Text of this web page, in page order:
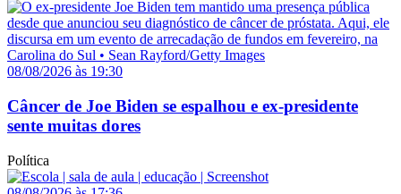
08/08/2026 às 19:30
Câncer de Joe Biden se espalhou e ex-presidente
sente muitas dores
Política